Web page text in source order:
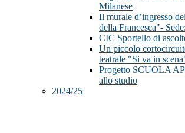
Milanese
Il murale d’ingresso
della Francesca"-
CIC Sportello di
Un piccolo
teatrale "Si va in
Progetto SCUOLA
allo studio
2024/25